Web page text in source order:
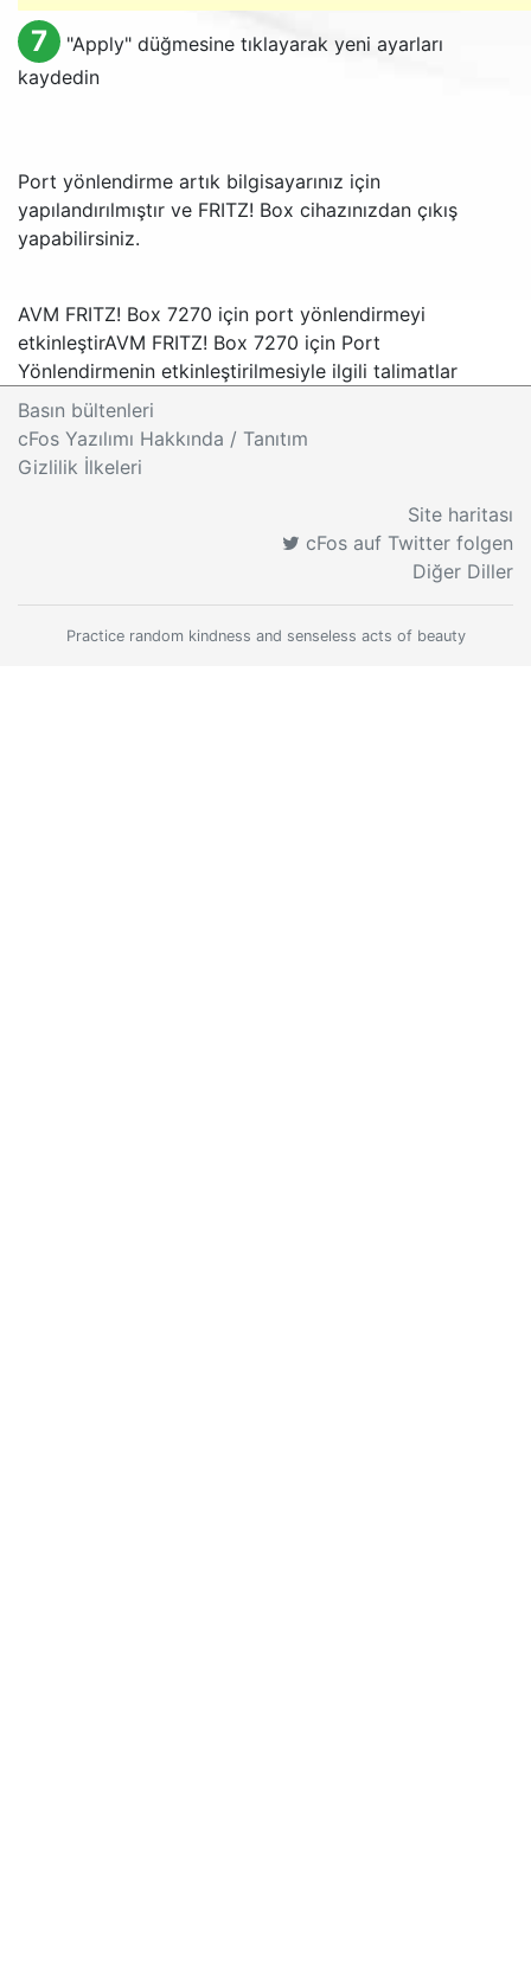
7 "Apply" düğmesine tıklayarak yeni ayarları
kaydedin
Port yönlendirme artık bilgisayarınız için
yapılandırılmıştır ve FRITZ! Box cihazınızdan çıkış
yapabilirsiniz.
AVM FRITZ! Box 7270 için port yönlendirmeyi
etkinleştirAVM FRITZ! Box 7270 için Port
Yönlendirmenin etkinleştirilmesiyle ilgili talimatlar
Basın bültenleri
cFos Yazılımı Hakkında / Tanıtım
Gizlilik İlkeleri
Site haritası
cFos auf Twitter folgen
Diğer Diller
Practice random kindness and senseless acts of beauty